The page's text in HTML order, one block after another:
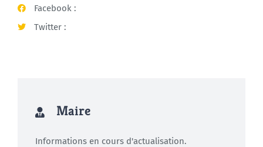
Facebook :
Twitter :
Maire
Informations en cours d'actualisation.